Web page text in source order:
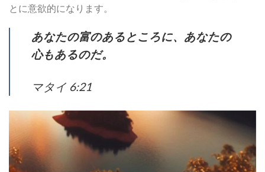
とに意欲的になります。
あなたの富のあるところに、あなたの
心もあるのだ。
マタイ 6:21